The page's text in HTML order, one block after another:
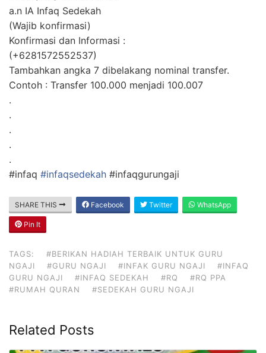
a.n IA Infaq Sedekah
(Wajib konfirmasi)
Konfirmasi dan Informasi :
(+6281572552537)
Tambahkan angka 7 dibelakang nominal transfer.
Contoh : Transfer 100.000 menjadi 100.007
.
.
.
.
.
#infaq #infaqsedekah #infaqgurungaji
SHARE THIS Facebook Twitter WhatsApp
Pin It
TAGS:
#BERIKAN HADIAH TERBAIK UNTUK GURU
NGAJI
#GURU NGAJI #INFAK GURU NGAJI
#INFAQ
GURU NGAJI
#INFAQ SEDEKAH #RQ
#RQ PPA
#RUMAH QURAN
#SEDEKAH GURU NGAJI
Related Posts